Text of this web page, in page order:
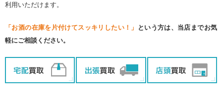
利用いただけます。
「お酒の在庫を片付けてスッキリしたい！」
という方は、当店までお気
軽にご相談ください。